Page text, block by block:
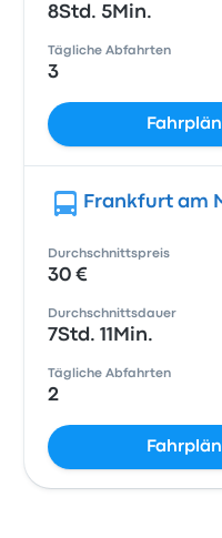
8Std. 5Min.
Tägliche Abfahrten
3
Frankfurt am
Durchschnittspreis
30 €
Durchschnittsdauer
7Std. 11Min.
Tägliche Abfahrten
2